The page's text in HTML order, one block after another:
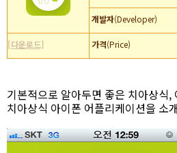
개발자(Developer)
[다운로드] 가격(Price)
기본적으로 알아두면 좋은 치아상식
치아상식 아이폰 어플리케이션을 소